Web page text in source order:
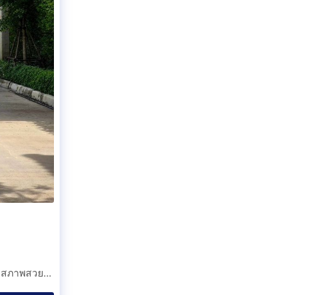
ฟรีดาวน์ , ผ่อน 8,500 ฿ กับ CRV 2.4EL 4WD สีขาว [2017] สภาพสวยจัด